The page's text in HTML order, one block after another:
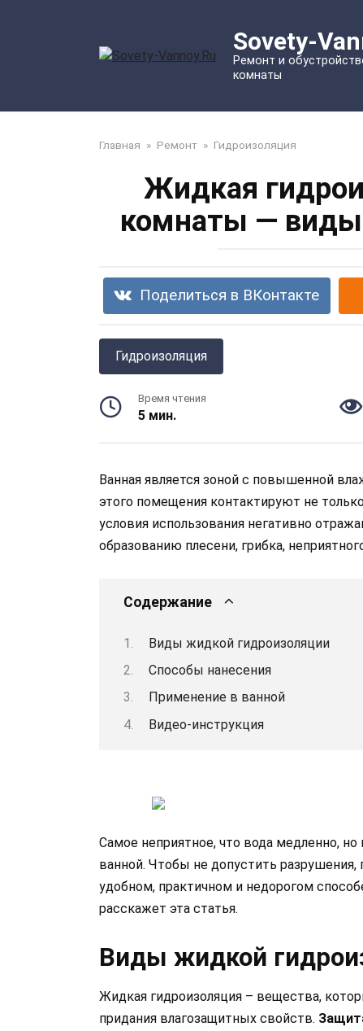
Sovety-
Ремонт и
комнаты
Главная » Ремонт » Гидроизоляция
Жидкая
комнаты — виды
Поделиться в ВКонтакте
Гидроизоляция
Время чтения
5 мин.
Ванная является зоной с повышенной
этого помещения контактируют не
условия использования негативно
образованию плесени, грибка,
Содержание
Виды жидкой гидроизоляции
Способы нанесения
Применение в ванной
Видео-инструкция
Самое неприятное, что вода медленно,
ванной. Чтобы не допустить
удобном, практичном и недорогом
расскажет эта статья.
Виды жидкой
Жидкая гидроизоляция – вещества,
придания влагозащитных свойств.